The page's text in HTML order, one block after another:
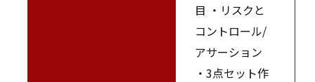
目 ・リスクと
コントロール/
アサーション
・3点セット作